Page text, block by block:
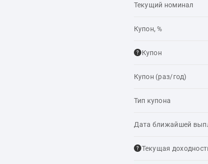
Текущий номинал
Купон, %
Купон
Купон (раз/год)
Тип купона
Дата ближайшей
Текущая